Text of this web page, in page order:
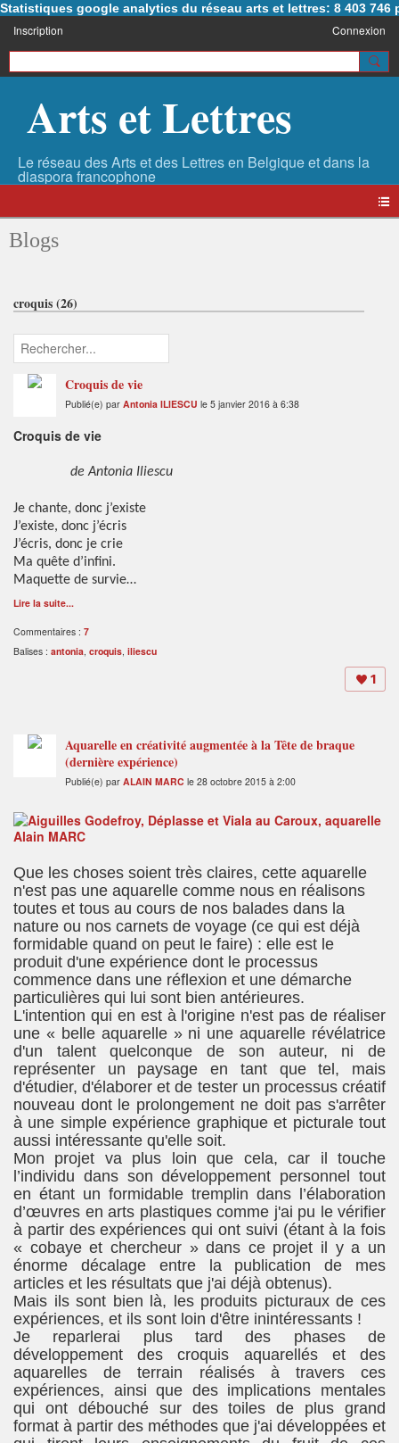
Statistiques google analytics du réseau arts et lettres: 8 403 746
Inscription Connexion
Arts et Lettres
Blogs
croquis (26)
Croquis de vie
Publié(e) par Antonia ILIESCU le 5 janvier 2016 à 6:38
Croquis de vie
de Antonia Iliescu
Je chante, donc j’existe
J’existe, donc j’écris
J’écris, donc je crie
Ma quête d’infini.
Maquette de survie…
Lire la suite...
Commentaires : 7
Balises : antonia, croquis, iliescu
1
Aquarelle en créativité augmentée à la Tête de braque
(dernière expérience)
Publié(e) par ALAIN MARC le 28 octobre 2015 à 2:00
Que les choses soient très claires, cette aquarelle
n'est pas une aquarelle comme nous en réalisons
toutes et tous au cours de nos balades dans la
nature ou nos carnets de voyage (ce qui est déjà
formidable quand on peut le faire) : elle est le
produit d'une expérience dont le processus
commence dans une réflexion et une démarche
particulières qui lui sont bien antérieures.
L'intention qui en est à l'origine n'est pas de réaliser
une « belle aquarelle » ni une aquarelle révélatrice
d'un talent quelconque de son auteur, ni de
représenter un paysage en tant que tel, mais
d'étudier, d'élaborer et de tester un processus créatif
nouveau dont le prolongement ne doit pas s'arrêter
à une simple expérience graphique et picturale tout
aussi intéressante qu'elle soit.
Mon projet va plus loin que cela, car il touche
l’individu dans son développement personnel tout
en étant un formidable tremplin dans l’élaboration
d’œuvres en arts plastiques comme j'ai pu le vérifier
à partir des expériences qui ont suivi (étant à la fois
« cobaye et chercheur » dans ce projet il y a un
énorme décalage entre la publication de mes
articles et les résultats que j'ai déjà obtenus).
Mais ils sont bien là, les produits picturaux de ces
expériences, et ils sont loin d'être inintéressants !
Je reparlerai plus tard des phases de
développement des croquis aquarellés et des
aquarelles de terrain réalisés à travers ces
expériences, ainsi que des implications mentales
qui ont débouché sur des toiles de plus grand
format à partir des méthodes que j'ai développées et